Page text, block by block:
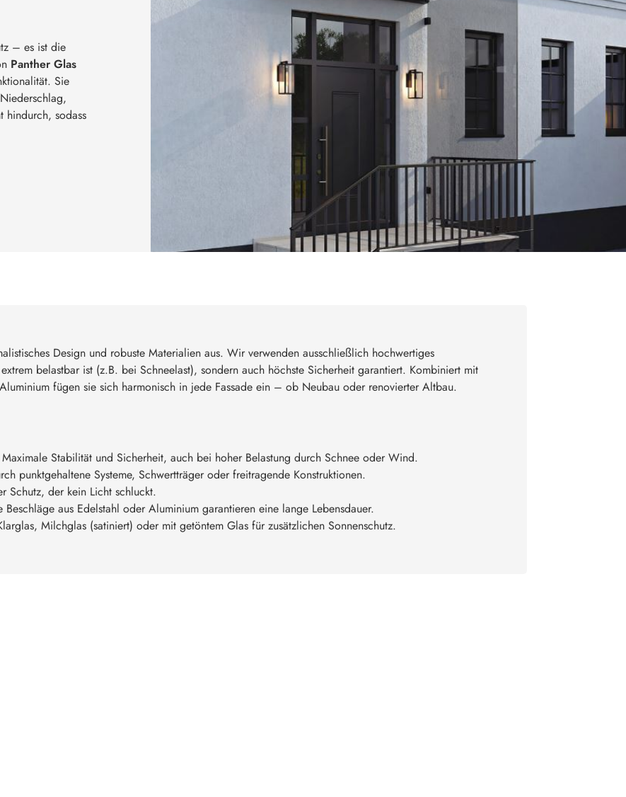
– es ist die
Panther Glas
Sie
hindurch, sodass
Design und robuste Materialien aus. Wir verwenden ausschließlich hochwertiges
belastbar ist (z.B. bei Schneelast), sondern auch höchste Sicherheit garantiert. Kombiniert mit
fügen sie sich harmonisch in jede Fassade ein – ob Neubau oder renovierter Altbau.
Maximale Stabilität und Sicherheit, auch bei hoher Belastung durch Schnee oder Wind.
punktgehaltene Systeme, Schwertträger oder freitragende Konstruktionen.
Schutz, der kein Licht schluckt.
Beschläge aus Edelstahl oder Aluminium garantieren eine lange Lebensdauer.
Milchglas (satiniert) oder mit getöntem Glas für zusätzlichen Sonnenschutz.